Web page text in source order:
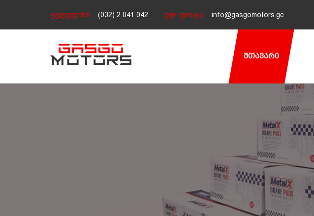
ტელეფონი: (032) 2 041 042 ელ-ფოსტა: info@gasgomotors.ge
ᲛᲗᲐᲕᲐᲠᲘ